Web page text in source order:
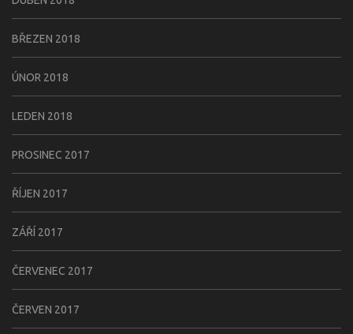
BŘEZEN 2018
ÚNOR 2018
LEDEN 2018
PROSINEC 2017
ŘÍJEN 2017
ZÁŘÍ 2017
ČERVENEC 2017
ČERVEN 2017